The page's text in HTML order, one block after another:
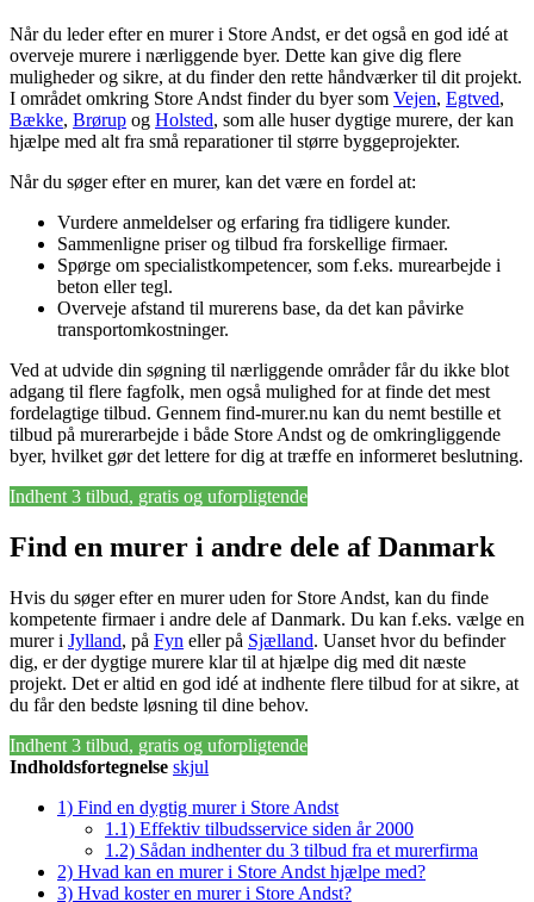
Når du leder efter en murer i Store Andst, er det også en god idé at
overveje murere i nærliggende byer. Dette kan give dig flere
muligheder og sikre, at du finder den rette håndværker til dit projekt.
I området omkring Store Andst finder du byer som Vejen, Egtved,
Bække, Brørup og Holsted, som alle huser dygtige murere, der kan
hjælpe med alt fra små reparationer til større byggeprojekter.
Når du søger efter en murer, kan det være en fordel at:
Vurdere anmeldelser og erfaring fra tidligere kunder.
Sammenligne priser og tilbud fra forskellige firmaer.
Spørge om specialistkompetencer, som f.eks. murearbejde i
beton eller tegl.
Overveje afstand til murerens base, da det kan påvirke
transportomkostninger.
Ved at udvide din søgning til nærliggende områder får du ikke blot
adgang til flere fagfolk, men også mulighed for at finde det mest
fordelagtige tilbud. Gennem find-murer.nu kan du nemt bestille et
tilbud på murerarbejde i både Store Andst og de omkringliggende
byer, hvilket gør det lettere for dig at træffe en informeret beslutning.
Indhent 3 tilbud, gratis og uforpligtende
Find en murer i andre dele af Danmark
Hvis du søger efter en murer uden for Store Andst, kan du finde
kompetente firmaer i andre dele af Danmark. Du kan f.eks. vælge en
murer i Jylland, på Fyn eller på Sjælland. Uanset hvor du befinder
dig, er der dygtige murere klar til at hjælpe dig med dit næste
projekt. Det er altid en god idé at indhente flere tilbud for at sikre, at
du får den bedste løsning til dine behov.
Indhent 3 tilbud, gratis og uforpligtende
Indholdsfortegnelse skjul
1) Find en dygtig murer i Store Andst
1.1) Effektiv tilbudsservice siden år 2000
1.2) Sådan indhenter du 3 tilbud fra et murerfirma
2) Hvad kan en murer i Store Andst hjælpe med?
3) Hvad koster en murer i Store Andst?